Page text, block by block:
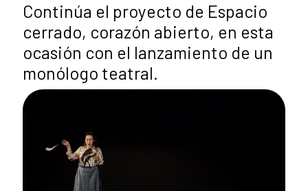
Continúa el proyecto de Espacio
cerrado, corazón abierto, en esta
ocasión con el lanzamiento de un
monólogo teatral.